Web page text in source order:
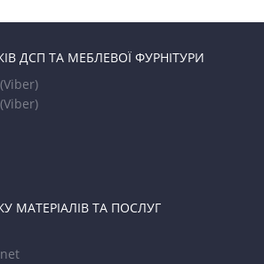
ДСП ТА МЕБЛЕВОЇ ФУРНІТУРИ
(Viber)
(Viber)
МАТЕРІАЛІВ ТА ПОСЛУГ